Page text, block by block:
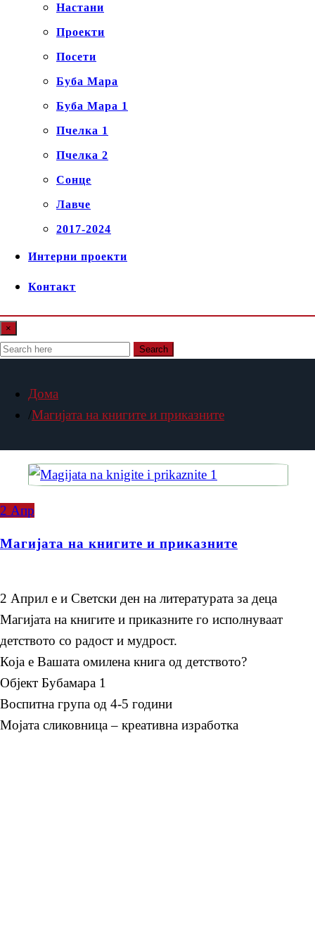
Настани
Проекти
Посети
Буба Мара
Буба Мара 1
Пчелка 1
Пчелка 2
Сонце
Лавче
2017-2024
Интерни проекти
Контакт
×
Search
Дома
Магијата на книгите и приказните
2 Апр
Магијата на книгите и приказните
2 Април е и Светски ден на литературата за деца
Магијата на книгите и приказните го исполнуваат
детството со радост и мудрост.
Која е Вашата омилена книга од детството?
Објект Бубамара 1
Воспитна група од 4-5 години
Мојата сликовница – креативна изработка